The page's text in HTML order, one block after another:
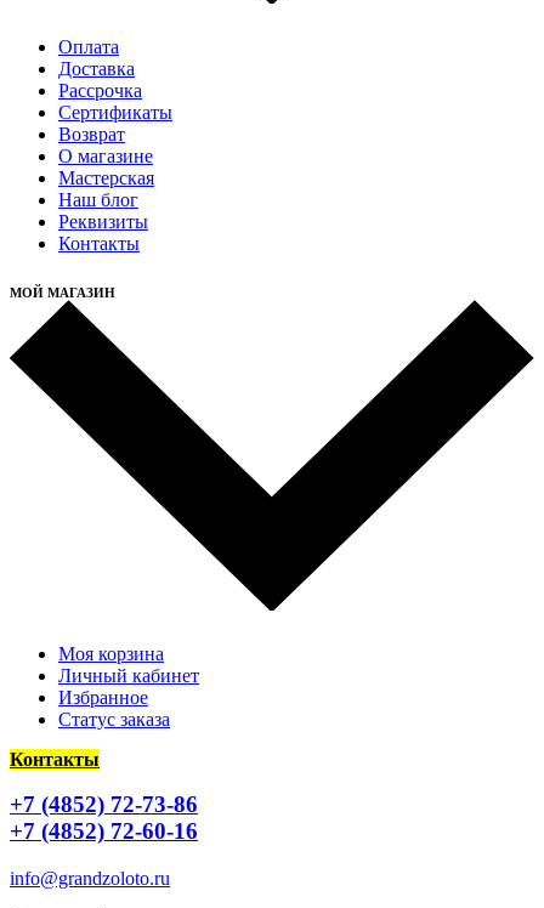
Оплата
Доставка
Рассрочка
Cертификаты
Возврат
О магазине
Мастерская
Наш блог
Реквизиты
Контакты
МОЙ МАГАЗИН
Моя корзина
Личный кабинет
Избранное
Статус заказа
Контакты
+7 (4852) 72-73-86
+7 (4852) 72-60-16
info@grandzoloto.ru